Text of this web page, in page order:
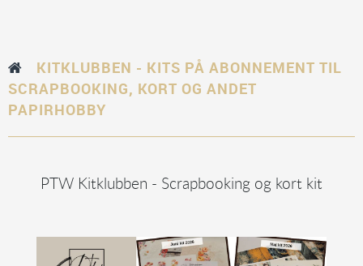
KITKLUBBEN - KITS PÅ ABONNEMENT TIL
SCRAPBOOKING, KORT OG ANDET
PAPIRHOBBY
PTW Kitklubben - Scrapbooking og kort kit